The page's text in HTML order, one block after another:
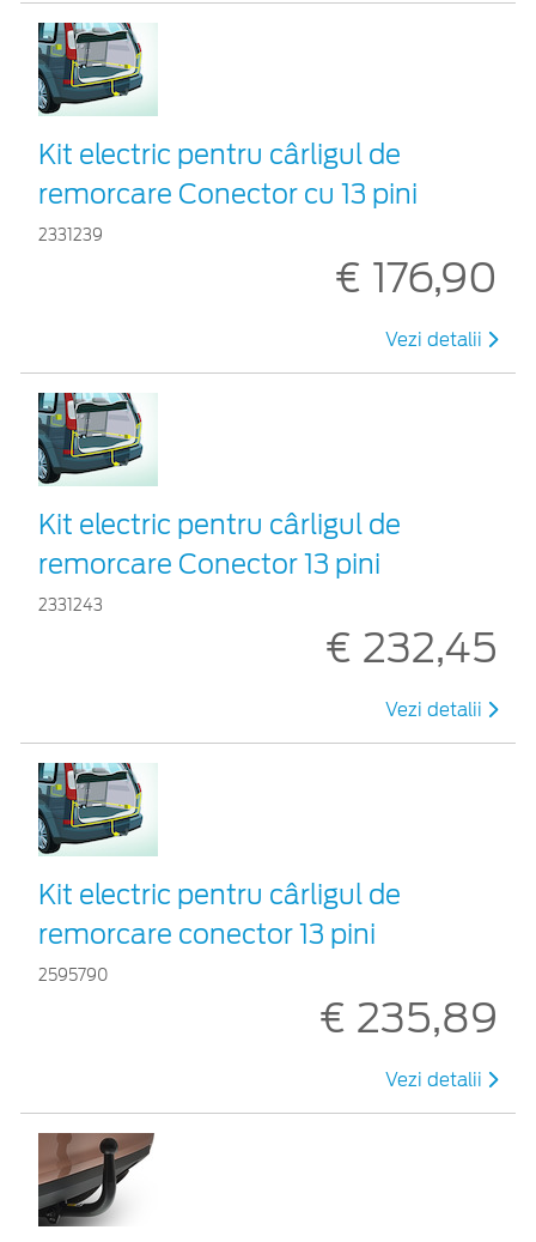
Kit electric pentru cârligul de
remorcare Conector cu 13 pini
2331239
€ 176,90
Vezi detalii
Kit electric pentru cârligul de
remorcare Conector 13 pini
2331243
€ 232,45
Vezi detalii
Kit electric pentru cârligul de
remorcare conector 13 pini
2595790
€ 235,89
Vezi detalii